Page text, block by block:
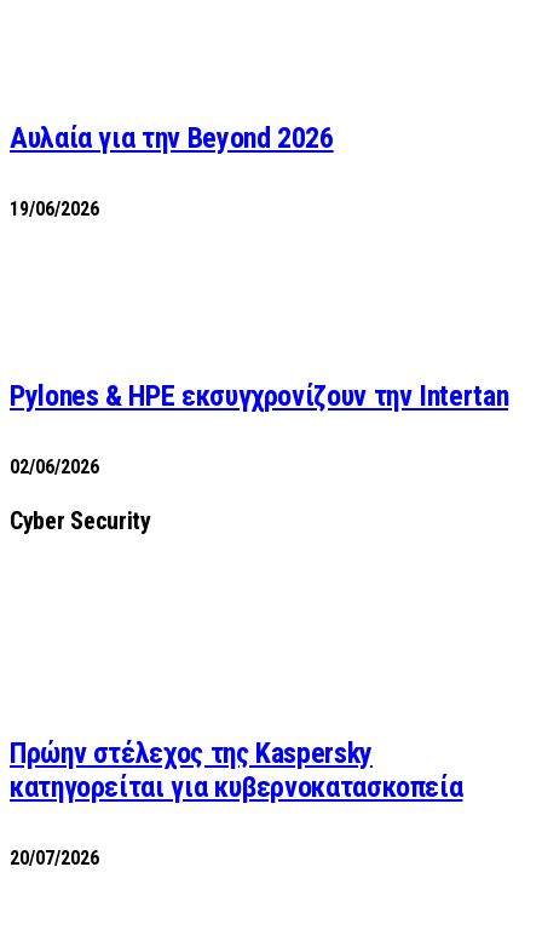
Αυλαία για την Beyond 2026
19/06/2026
Pylones & HPE εκσυγχρονίζουν την Intertan
02/06/2026
Cyber Security
Πρώην στέλεχος της Kaspersky
κατηγορείται για κυβερνοκατασκοπεία
20/07/2026